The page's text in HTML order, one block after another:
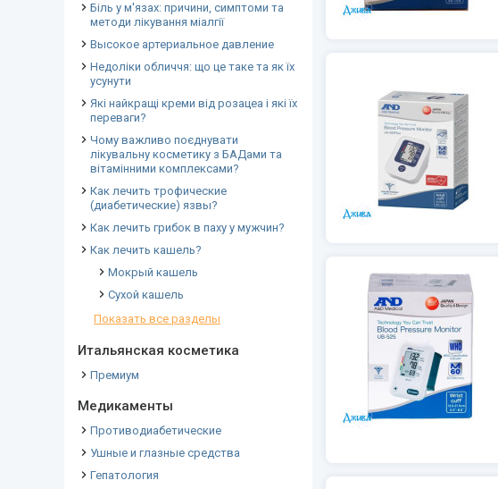
Біль у м'язах: причини, симптоми та
методи лікування міалгії
Высокое артериальное давление
Недоліки обличчя: що це таке та як їх
усунути
Які найкращі креми від розацеа і які їх
переваги?
Чому важливо поєднувати
лікувальну косметику з БАДами та
вітамінними комплексами?
Как лечить трофические
(диабетические) язвы?
Как лечить грибок в паху у мужчин?
Как лечить кашель?
Мокрый кашель
Сухой кашель
Показать все разделы
Итальянская косметика
Премиум
Медикаменты
Противодиабетические
Ушные и глазные средства
Гепатология